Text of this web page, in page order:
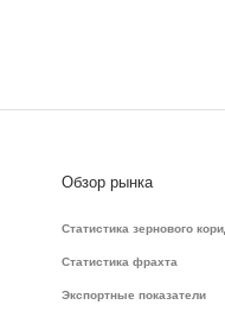
Обзор рынка
Статистика зернового
Статистика фрахта
Экспортные показатели